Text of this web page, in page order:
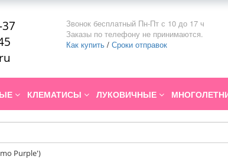
Звонок бесплатный Пн-Пт с 10 до 17 ч
Заказы по телефону не принимаются.
Как купить / Сроки отправок
КЛЕМАТИСЫ ЛУКОВИЧНЫЕ
Purple')